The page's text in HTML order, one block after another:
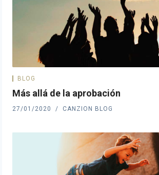
BLOG
Más allá de la aprobación
27/01/2020 CANZION BLOG